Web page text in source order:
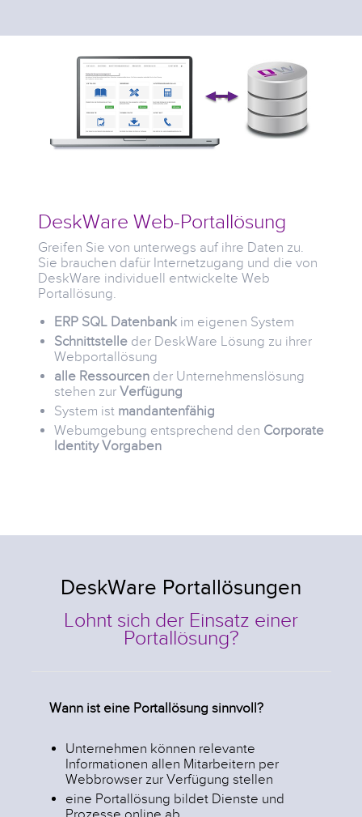
DeskWare Web-Portallösung
Greifen Sie von unterwegs auf ihre Daten zu.
Sie brauchen dafür Internetzugang und die von
DeskWare individuell entwickelte Web
Portallösung.
ERP SQL Datenbankim eigenen System
Schnittstelleder DeskWare Lösung zu ihrer
Webportallösung
alle Ressourcender Unternehmenslösung
stehen zurVerfügung
System ist mandantenfähig
Webumgebung entsprechend den Corporate
Identity Vorgaben
DeskWare Portallösungen
Lohnt sich der Einsatz einer
Portallösung?
Wann ist eine Portallösung sinnvoll?
Unternehmen können relevante
Informationen allen Mitarbeitern per
Webbrowser zur Verfügung stellen
eine Portallösung bildet Dienste und